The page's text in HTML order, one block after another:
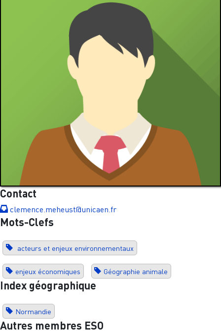
Contact
clemence.meheust@unicaen.fr
Mots-Clefs
acteurs et enjeux environnementaux
enjeux économiques Géographie animale
Index géographique
Normandie
Autres membres ESO